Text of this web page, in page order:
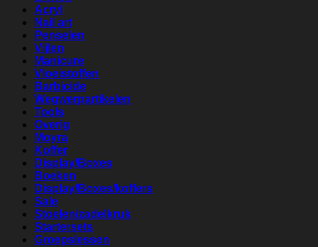
Acryl
Nail art
Penselen
Vijlen
Manicure
Vloeistoffen
Barbicide
Wegwerpartikelen
Tools
Overig
Moyra
Koffer
Display/Boxes
Boeken
Display/Boxes/koffers
Sale
Stoelen/zadelkruk
Startersets
Groepslessen